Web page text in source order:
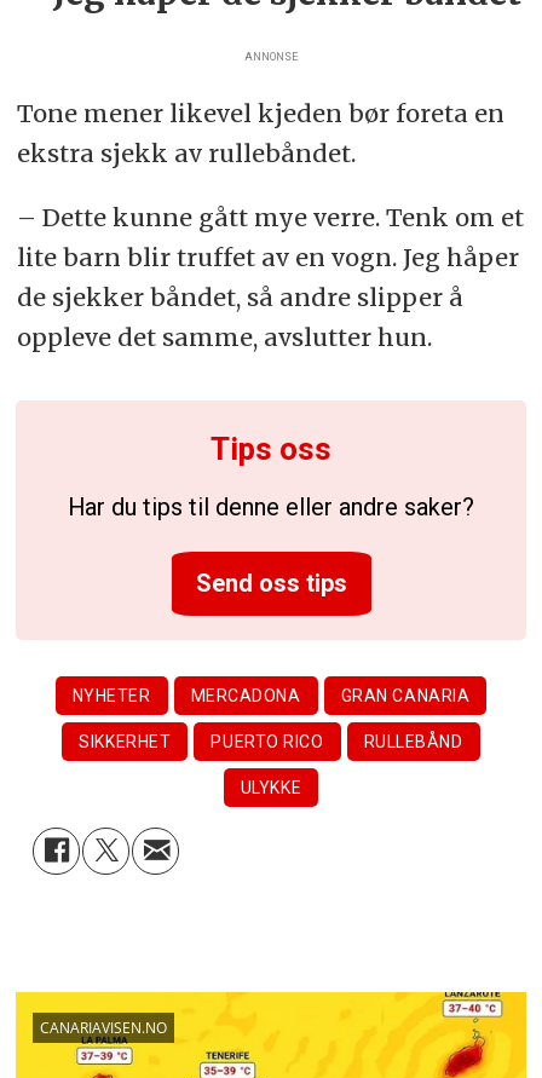
ANNONSE
Tone mener likevel kjeden bør foreta en
ekstra sjekk av rullebåndet.
– Dette kunne gått mye verre. Tenk om et
lite barn blir truffet av en vogn. Jeg håper
de sjekker båndet, så andre slipper å
oppleve det samme, avslutter hun.
Tips oss
Har du tips til denne eller andre saker?
Send oss tips
NYHETER MERCADONA GRAN CANARIA
SIKKERHET PUERTO RICO RULLEBÅND
ULYKKE